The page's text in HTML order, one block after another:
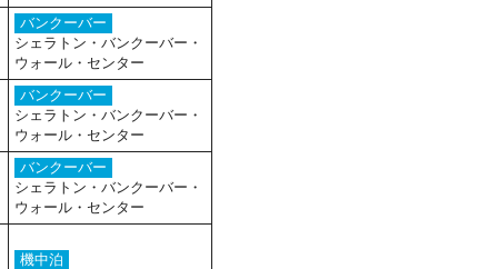
バンクーバー
シェラトン・バンクーバー・
ウォール・センター
バンクーバー
シェラトン・バンクーバー・
ウォール・センター
バンクーバー
シェラトン・バンクーバー・
ウォール・センター
機中泊